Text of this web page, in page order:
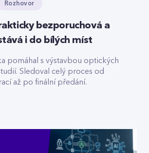
Rozhovor
bezporuchová a
i do bílých míst
pomáhal s výstavbou optických
Sledoval celý proces od
až po finální předání.